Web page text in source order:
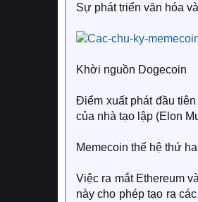
Sự phát triển văn hóa
Khời nguồn Dogecoin
Điểm xuất phát đầu
của nhà tạo lập (Elon
Memecoin thế hệ thứ
Việc ra mắt Ethereum
này cho phép tạo ra